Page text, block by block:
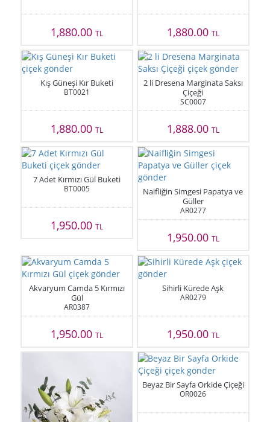
1,880.00TL 1,880.00 TL
Kış Güneşi Kır Buketi
BT0021
1,880.00TL
2 li Dresena Marginata Saksı
Çiçeği
SC0007
1,888.00 TL
7 Adet Kırmızı Gül Buketi
BT0005
1,950.00TL
Naifliğin Simgesi Papatya ve
Güller
AR0277
1,950.00 TL
Akvaryum Camda 5 Kırmızı
Gül
AR0387
1,950.00TL
Sihirli Kürede Aşk
AR0279
1,950.00 TL
Beyaz Bir Sayfa Orkide Çiçeği
OR0026